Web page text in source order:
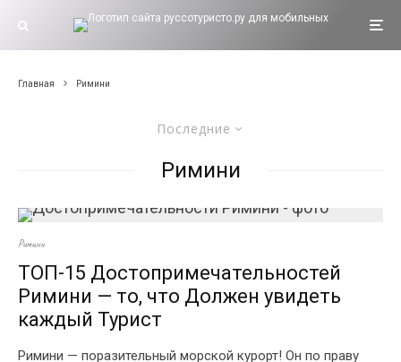
Главная Римини
Последние
Римини
Римини
ТОП-15 Достопримечательностей
Римини — то, что Должен увидеть
каждый Турист
Римини — поразительный морской курорт! Он по праву